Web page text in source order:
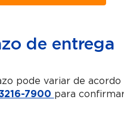
de entrega
pode variar de
7900 para